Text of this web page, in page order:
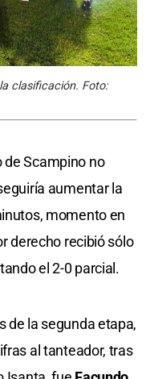
clasificación. Foto:
de Scampino no
aumentar la
momento en
derecho recibió sólo
el 2-0 parcial.
de la segunda etapa,
al tanteador, tras